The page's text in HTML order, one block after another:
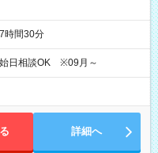
時間30分
日相談OK ※09月～
詳細へ